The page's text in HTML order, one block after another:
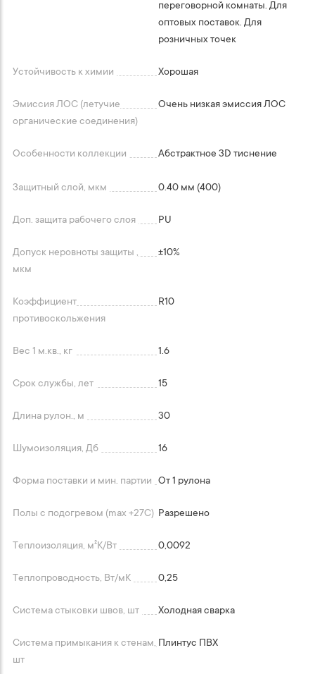
переговорной комнаты. Для
оптовых поставок. Для
розничных точек
Устойчивость к химии Хорошая
Эмиссия ЛОС (летучие
органические соединения)
Очень низкая эмиссия ЛОС
Особенности коллекции Абстрактное 3D тиснение
Защитный слой, мкм 0.40 мм (400)
Доп. защита рабочего слоя PU
Допуск неровноты защиты ,
мкм
+-10%
Коэффициент
противоскольжения
R10
Вес 1 м.кв., кг 1.6
Срок службы, лет 15
Длина рулон., м 30
Шумоизоляция, Дб 16
Форма поставки и мин. партии От 1 рулона
Полы с подогревом (max +27C) Разрешено
Теплоизоляция, м²K/Вт 0,0092
Теплопроводность, Вт/мК 0,25
Система стыковки швов, шт Холодная сварка
Система примыкания к стенам,
шт
Плинтус ПВХ